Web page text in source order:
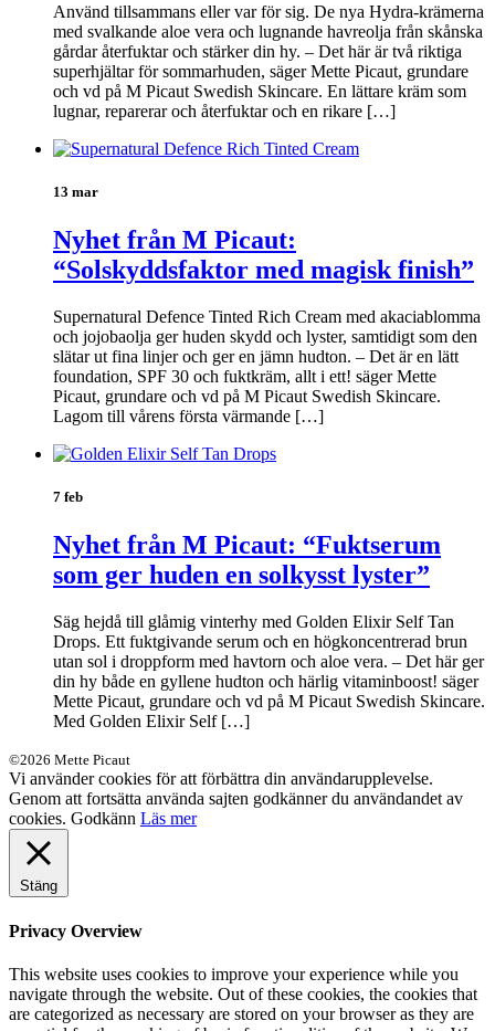
Använd tillsammans eller var för sig. De nya Hydra-krämerna
med svalkande aloe vera och lugnande havreolja från skånska
gårdar återfuktar och stärker din hy. – Det här är två riktiga
superhjältar för sommarhuden, säger Mette Picaut, grundare
och vd på M Picaut Swedish Skincare. En lättare kräm som
lugnar, reparerar och återfuktar och en rikare […]
13 mar
Nyhet från M Picaut:
“Solskyddsfaktor med magisk finish”
Supernatural Defence Tinted Rich Cream med akaciablomma
och jojobaolja ger huden skydd och lyster, samtidigt som den
slätar ut fina linjer och ger en jämn hudton. – Det är en lätt
foundation, SPF 30 och fuktkräm, allt i ett! säger Mette
Picaut, grundare och vd på M Picaut Swedish Skincare.
Lagom till vårens första värmande […]
7 feb
Nyhet från M Picaut: “Fuktserum
som ger huden en solkysst lyster”
Säg hejdå till glåmig vinterhy med Golden Elixir Self Tan
Drops. Ett fuktgivande serum och en högkoncentrerad brun
utan sol i droppform med havtorn och aloe vera. – Det här ger
din hy både en gyllene hudton och härlig vitaminboost! säger
Mette Picaut, grundare och vd på M Picaut Swedish Skincare.
Med Golden Elixir Self […]
©2026 Mette Picaut
Vi använder cookies för att förbättra din användarupplevelse.
Genom att fortsätta använda sajten godkänner du användandet av
cookies. Godkänn Läs mer
Stäng
Privacy Overview
This website uses cookies to improve your experience while you
navigate through the website. Out of these cookies, the cookies that
are categorized as necessary are stored on your browser as they are